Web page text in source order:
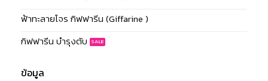
ฟ้าทะลายโจร กิฟฟารีน (Giffarine )
กิฟฟารีน บำรุงตับ
ข้อมูล